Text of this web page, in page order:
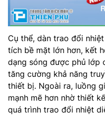
Cụ thể, dàn trao đổi
tích bề mặt lớn hơn, kết
dạng sóng được phủ lớp
tăng cường khả năng
thiết bị. Ngoài ra, luồng
mạnh mẽ hơn nhờ thiết
quá trình trao đổi nhiệt